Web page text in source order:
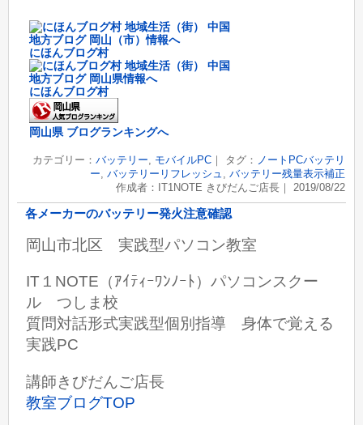
にほんブログ村
にほんブログ村
岡山県 ブログランキングへ
カテゴリー： バッテリー, モバイルPC｜ タグ： ノートPCバッテリ
ー, バッテリーリフレッシュ , バッテリー残量表示補正
作成者：IT1NOTE きびだんご店長｜ 2019/08/22
各メーカーのバッテリー発火注意確認
岡山市北区 実践型パソコン教室
IT１NOTE（ｱｲﾃｨｰﾜﾝﾉｰﾄ）パソコンスクー
ル つしま校
質問対話形式実践型個別指導 身体で覚える
実践PC
講師きびだんご店長
教室ブログTOP